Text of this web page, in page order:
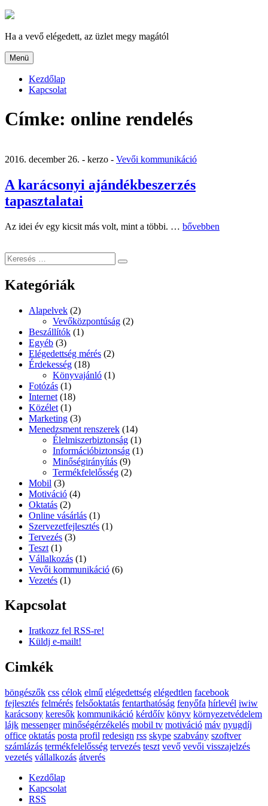
Tartalomhoz
Ha a vevő elégedett, az üzlet megy magától
Menü
Kezdőlap
Kapcsolat
Címke: online rendelés
2016. december 26. - kerzo - Vevői kommunikáció
A karácsonyi ajándékbeszerzés
tapasztalatai
Az idei év egy kicsit más volt, mint a többi. … „A
bővebben
Keresés
a
következő
kifejezésre:
Keresés
Kategóriák
Alapelvek (2)
Vevőközpontúság (2)
Beszállítók (1)
Egyéb (3)
Elégedettség mérés (2)
Érdekesség (18)
Könyvajánló (1)
Fotózás (1)
Internet (18)
Közélet (1)
Marketing (3)
Menedzsment renszerek (14)
Élelmiszerbiztonság (1)
Információbiztonság (1)
Minőségirányítás (9)
Termékfelelősség (2)
Mobil (3)
Motiváció (4)
Oktatás (2)
Online vásárlás (1)
Szervezetfejlesztés (1)
Tervezés (3)
Teszt (1)
Vállalkozás (1)
Vevői kommunikáció (6)
Vezetés (1)
Kapcsolat
Iratkozz fel RSS-re!
Küldj e-mailt!
Cimkék
böngészők css célok elmű elégedettség elégedtlen facebook
fejlesztés felmérés felsőoktatás fentarthatóság fenyőfa hírlevél iwiw
karácsony keresők kommunikáció kérdőív könyv környezetvédelem
lájk messenger minőségérzékelés mobil tv motiváció máv nyugdíj
office oktatás posta profil redesign rss skype szabvány szoftver
számlázás termékfelelősség tervezés teszt vevő vevői visszajelzés
vezetés vállalkozás átverés
Kezdőlap
Kapcsolat
RSS